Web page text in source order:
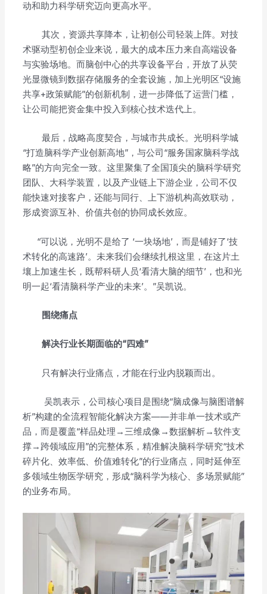
动和助力科学研究迈向更高水平。
其次，资源共享降本，让初创公司轻装上阵。对技
术驱动型初创企业来说，最大的成本压力来自高端设备
与实验场地。而脑创中心的共享设备平台，开放了从荧
光显微镜到数据存储服务的全套设施，加上光明区“设施
共享+政策赋能”的创新机制，进一步降低了运营门槛，
让公司能把资金集中投入到核心技术迭代上。
最后，战略高度契合，与城市共成长。光明科学城
“打造脑科学产业创新高地”，与公司“服务国家脑科学战
略”的方向完全一致。这里聚集了全国顶尖的脑科学研究
团队、大科学装置，以及产业链上下游企业，公司不仅
能快速对接客户，还能与同行、上下游机构高效联动，
形成资源互补、价值共创的协同成长效应。
“可以说，光明不是给了 ‘一块场地’，而是铺好了‘技
术转化的高速路’。未来我们会继续扎根这里，在这片土
壤上加速生长，既帮科研人员‘看清大脑的细节’，也和光
明一起‘看清脑科学产业的未来’。”吴凯说。
围绕痛点
解决行业长期面临的“四难”
只有解决行业痛点，才能在行业内脱颖而出。
吴凯表示，公司核心项目是围绕“脑成像与脑图谱解
析”构建的全流程智能化解决方案——并非单一技术或产
品，而是覆盖“样品处理→三维成像→数据解析→软件支
撑→跨领域应用”的完整体系，精准解决脑科学研究“技术
碎片化、效率低、价值难转化”的行业痛点，同时延伸至
多领域生物医学研究，形成“脑科学为核心、多场景赋能”
的业务布局。